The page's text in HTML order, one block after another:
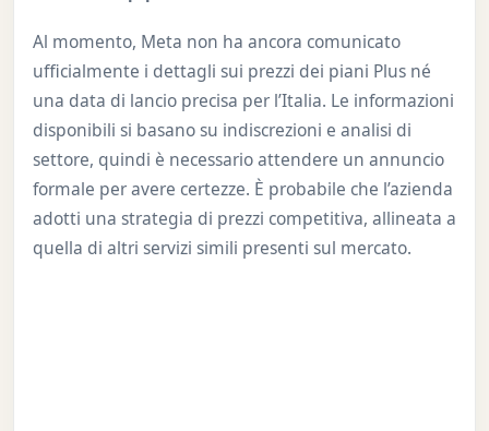
Al momento, Meta non ha ancora comunicato
ufficialmente i dettagli sui prezzi dei piani Plus né
una data di lancio precisa per l’Italia. Le informazioni
disponibili si basano su indiscrezioni e analisi di
settore, quindi è necessario attendere un annuncio
formale per avere certezze. È probabile che l’azienda
adotti una strategia di prezzi competitiva, allineata a
quella di altri servizi simili presenti sul mercato.